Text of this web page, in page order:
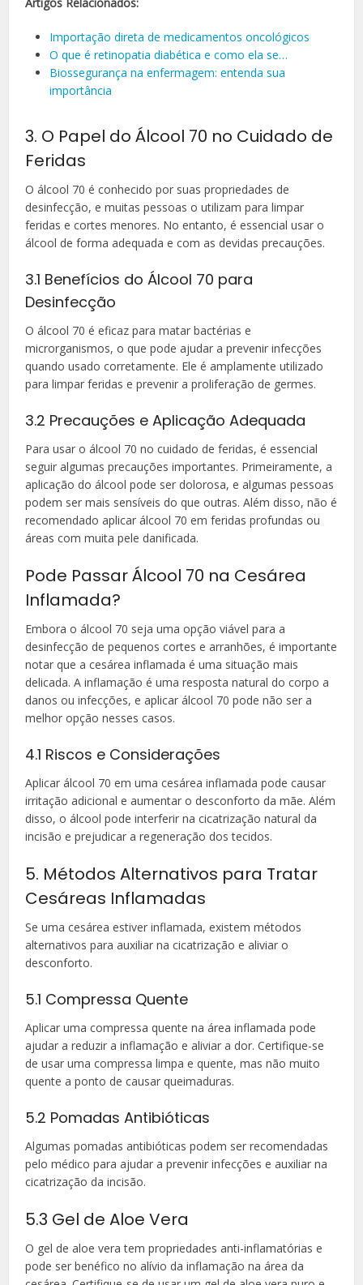
Importação direta de medicamentos oncológicos
O que é retinopatia diabética e como ela se…
Biossegurança na enfermagem: entenda sua
importância
3. O Papel do Álcool 70 no Cuidado de
Feridas
O álcool 70 é conhecido por suas propriedades de
desinfecção, e muitas pessoas o utilizam para limpar
feridas e cortes menores. No entanto, é essencial usar o
álcool de forma adequada e com as devidas precauções.
3.1 Benefícios do Álcool 70 para
Desinfecção
O álcool 70 é eficaz para matar bactérias e
microrganismos, o que pode ajudar a prevenir infecções
quando usado corretamente. Ele é amplamente utilizado
para limpar feridas e prevenir a proliferação de germes.
3.2 Precauções e Aplicação Adequada
Para usar o álcool 70 no cuidado de feridas, é essencial
seguir algumas precauções importantes. Primeiramente, a
aplicação do álcool pode ser dolorosa, e algumas pessoas
podem ser mais sensíveis do que outras. Além disso, não é
recomendado aplicar álcool 70 em feridas profundas ou
áreas com muita pele danificada.
Pode Passar Álcool 70 na Cesárea
Inflamada?
Embora o álcool 70 seja uma opção viável para a
desinfecção de pequenos cortes e arranhões, é importante
notar que a cesárea inflamada é uma situação mais
delicada. A inflamação é uma resposta natural do corpo a
danos ou infecções, e aplicar álcool 70 pode não ser a
melhor opção nesses casos.
4.1 Riscos e Considerações
Aplicar álcool 70 em uma cesárea inflamada pode causar
irritação adicional e aumentar o desconforto da mãe. Além
disso, o álcool pode interferir na cicatrização natural da
incisão e prejudicar a regeneração dos tecidos.
5. Métodos Alternativos para Tratar
Cesáreas Inflamadas
Se uma cesárea estiver inflamada, existem métodos
alternativos para auxiliar na cicatrização e aliviar o
desconforto.
5.1 Compressa Quente
Aplicar uma compressa quente na área inflamada pode
ajudar a reduzir a inflamação e aliviar a dor. Certifique-se
de usar uma compressa limpa e quente, mas não muito
quente a ponto de causar queimaduras.
5.2 Pomadas Antibióticas
Algumas pomadas antibióticas podem ser recomendadas
pelo médico para ajudar a prevenir infecções e auxiliar na
cicatrização da incisão.
5.3 Gel de Aloe Vera
O gel de aloe vera tem propriedades anti-inflamatórias e
pode ser benéfico no alívio da inflamação na área da